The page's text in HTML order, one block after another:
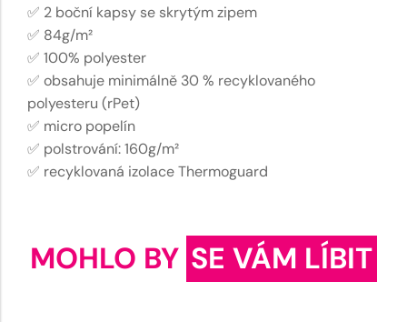
✅ 2 boční kapsy se skrytým zipem
✅ 84g/m²
✅ 100% polyester
✅ obsahuje minimálně 30 % recyklovaného
polyesteru (rPet)
✅ micro popelín
✅ polstrování: 160g/m²
✅ recyklovaná izolace Thermoguard
MOHLO BY SE VÁM LÍBIT